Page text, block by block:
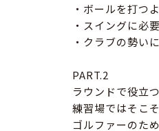
・ボールを打つ
・スイングに必
・クラブの勢
PART.2
ラウンドで役立
練習場ではそこ
ゴルファーのた